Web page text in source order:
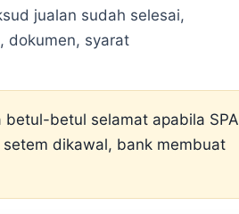
jualan sudah selesai,
dokumen, syarat
betul selamat apabila SPA
dikawal, bank membuat